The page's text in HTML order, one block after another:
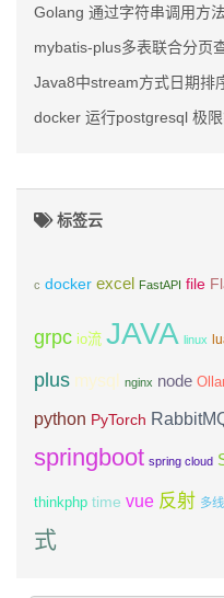
Golang 通过字符串调用方法
mybatis-plus多表联合分页
Java8中stream方式日期排
docker 运行postgresql 极
标签云
c docker excel FastAPI file
grpc io流 JAVA linux
plus mysql nginx node
python PyTorch
springboot spring cloud
thinkphp time vue 反射 多
式